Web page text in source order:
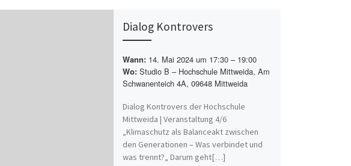
Dialog Kontrovers
Wann: 14. Mai 2024 um 17:30 – 19:00
Wo: Studio B – Hochschule Mittweida, Am
Schwanenteich 4A, 09648 Mittweida
Dialog Kontrovers der Hochschule
Mittweida | Veranstaltung 4/6
„Klimaschutz als Balanceakt zwischen
den Generationen – Was verbindet und
was trennt?„ Darum geht[…]